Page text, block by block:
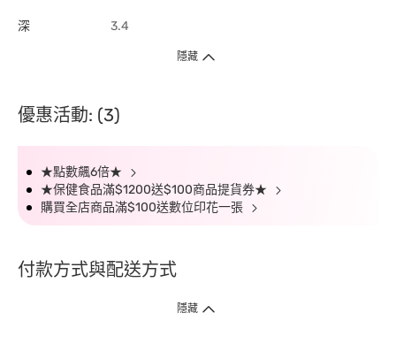
深 3.4
隱藏
優惠活動: (3)
★點數飆6倍★
★保健食品滿$1200送$100商品提貨券★
購買全店商品滿$100送數位印花一張
付款方式與配送方式
隱藏